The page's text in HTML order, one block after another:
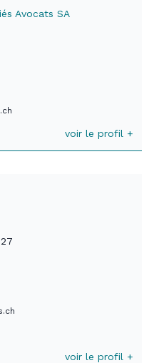
Avocats SA
voir le profil +
voir le profil +